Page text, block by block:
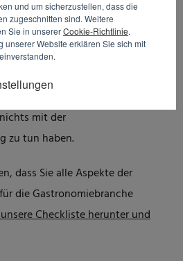
und um sicherzustellen, dass die
zugeschnitten sind. Weitere
Sie in unsererCookie-Richtlinie.
unserer Website erklären Sie sich mit
in einer geeigneten Umgebung
Küche ungezieferfrei sein, sich
darf nicht für andere Zwecke
mit der
zu tun haben.
dass Sie alle Aspekte der
die Gastronomiebranche
Checkliste herunter und